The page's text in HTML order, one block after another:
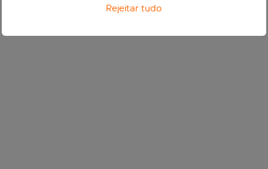
Rejeitar tudo